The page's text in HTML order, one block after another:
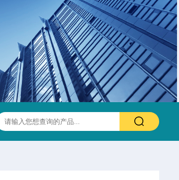
PT-3502B酶标仪 PT-3502D全自动酶标仪